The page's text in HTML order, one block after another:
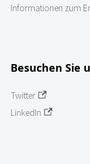
Informationen zum
Besuchen Sie
Twitter
LinkedIn